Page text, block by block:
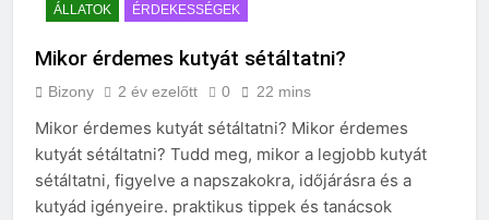
ÁLLATOK ÉRDEKESSÉGEK
Mikor érdemes kutyát sétáltatni?
Bizony 2 év ezelőtt 0 22 mins
Mikor érdemes kutyát sétáltatni? Mikor érdemes
kutyát sétáltatni? Tudd meg, mikor a legjobb kutyát
sétáltatni, figyelve a napszakokra, időjárásra és a
kutyád igényeire. praktikus tippek és tanácsok